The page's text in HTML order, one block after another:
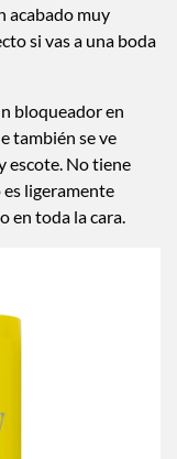
acabado muy
si vas a una boda
bloqueador en
también se ve
escote. No tiene
ligeramente
en toda la cara.